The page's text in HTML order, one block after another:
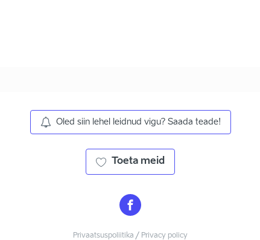
Oled siin lehel leidnud vigu? Saada teade!
Toeta meid
Privaatsuspoliitika / Privacy policy